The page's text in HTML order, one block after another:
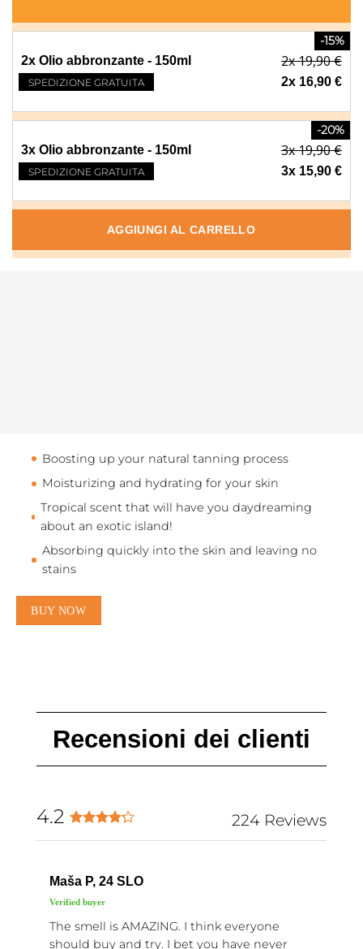
2x Olio abbronzante - 150ml
SPEDIZIONE GRATUITA
-15%
2x 19,90 €
2x 16,90 €
3x Olio abbronzante - 150ml
SPEDIZIONE GRATUITA
-20%
3x 19,90 €
3x 15,90 €
AGGIUNGI AL CARRELLO
Boosting up your natural tanning process
Moisturizing and hydrating for your skin
Tropical scent that will have you daydreaming
about an exotic island!
Absorbing quickly into the skin and leaving no
stains
BUY NOW
Recensioni dei clienti
4.2 224 Reviews
Maša P, 24 SLO
The smell is AMAZING. I think everyone
should buy and try. I bet you have never